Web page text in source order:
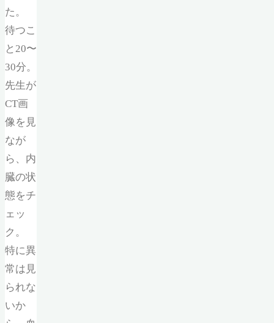
た。
待つこ
と20〜
30分。
先生が
CT画
像を見
なが
ら、内
臓の状
態をチ
ェッ
ク。
特に異
常は見
られな
いか